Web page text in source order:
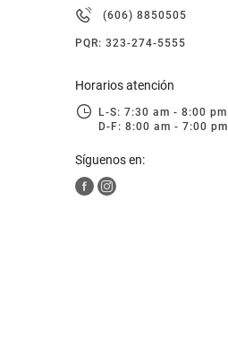
(606) 8850505
PQR: 323-274-5555
Horarios atención
L-S: 7:30 am - 8:00 pm
D-F: 8:00 am - 7:00 pm
Síguenos en: